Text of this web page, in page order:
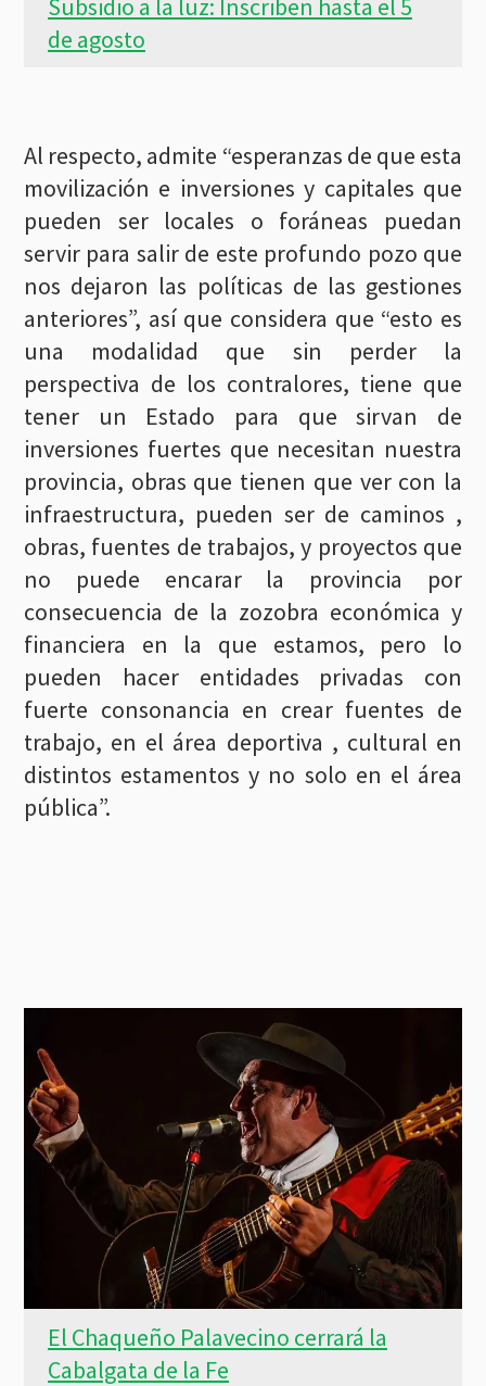
Subsidio a la luz: Inscriben hasta el 5
de agosto
Al respecto, admite “esperanzas de que esta
movilización e inversiones y capitales que
pueden ser locales o foráneas puedan
servir para salir de este profundo pozo que
nos dejaron las políticas de las gestiones
anteriores”, así que considera que “esto es
una modalidad que sin perder la
perspectiva de los contralores, tiene que
tener un Estado para que sirvan de
inversiones fuertes que necesitan nuestra
provincia, obras que tienen que ver con la
infraestructura, pueden ser de caminos ,
obras, fuentes de trabajos, y proyectos que
no puede encarar la provincia por
consecuencia de la zozobra económica y
financiera en la que estamos, pero lo
pueden hacer entidades privadas con
fuerte consonancia en crear fuentes de
trabajo, en el área deportiva , cultural en
distintos estamentos y no solo en el área
pública”.
El Chaqueño Palavecino cerrará la
Cabalgata de la Fe